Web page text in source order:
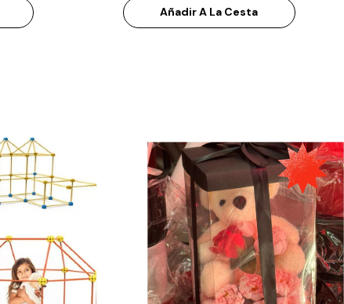
Añadir A La Cesta